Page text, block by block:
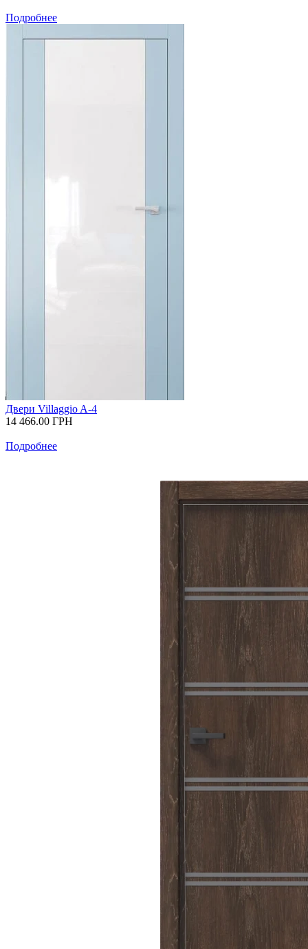
Подробнее
Двери Villaggio A-4
14 466.00 ГРН
Подробнее